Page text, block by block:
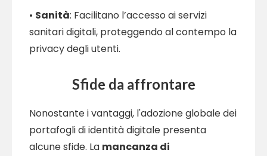
• Sanità: Facilitano l’accesso ai servizi
sanitari digitali, proteggendo al contempo la
privacy degli utenti.
Sfide da affrontare
Nonostante i vantaggi, l'adozione globale dei
portafogli di identità digitale presenta
alcune sfide. La mancanza di